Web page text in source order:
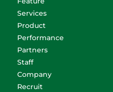
Services
Product
Performance
Partners
Staff
Company
Recruit